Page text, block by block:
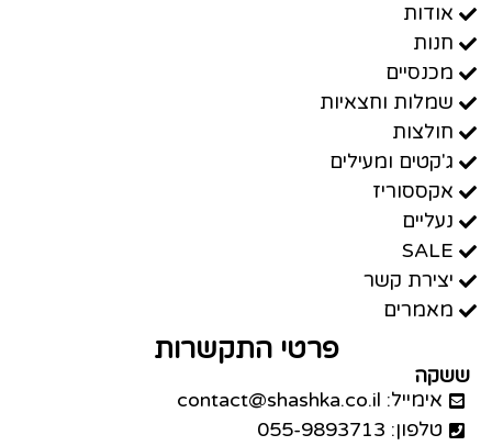
אודות
חנות
מכנסיים
שמלות וחצאיות
חולצות
ג'קטים ומעילים
אקססוריז
נעליים
SALE
יצירת קשר
מאמרים
פרטי התקשרות
ששקה
אימייל: contact@shashka.co.il
טלפון: 055-9893713